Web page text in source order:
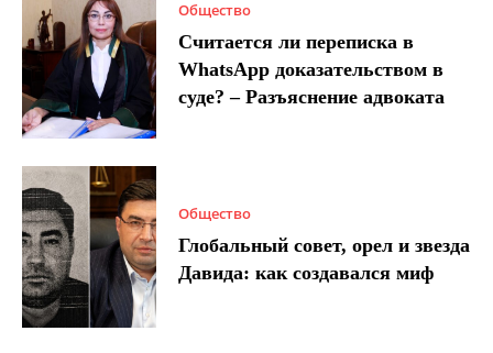
Общество
Считается ли переписка в
WhatsApp доказательством в
суде? – Разъяснение адвоката
Общество
Глобальный совет, орел и звезда
Давида: как создавался миф